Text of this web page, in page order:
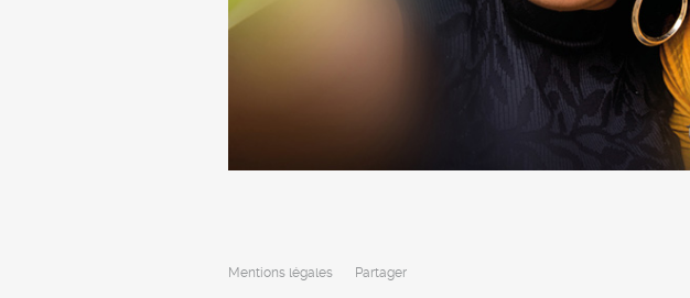
Mentions légales Partager